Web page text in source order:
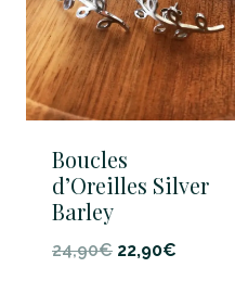
Boucles
d’Oreilles Silver
Barley
24,90€ Le
22,90€